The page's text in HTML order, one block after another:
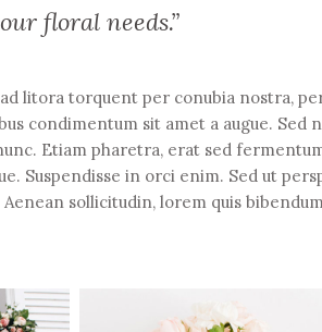
floral needs.”
litora torquent per conubia nostra,
condimentum sit amet a augue.
Etiam pharetra, erat sed
Suspendisse in orci enim. Sed ut
sollicitudin, lorem quis